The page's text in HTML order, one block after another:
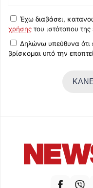
Έχω διαβάσει,
χρήσης του ιστότοπου της
Δηλώνω υπεύθυνα ότι
βρίσκομαι υπό την